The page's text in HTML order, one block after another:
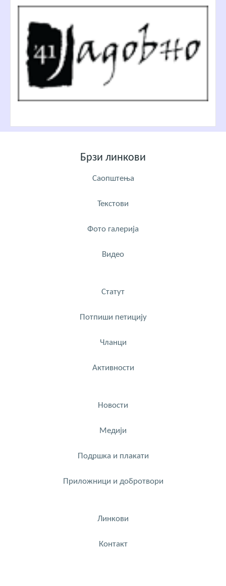
Брзи линкови
Саопштења
Текстови
Фото галерија
Видео
Статут
Потпиши петицију
Чланци
Активности
Новости
Медији
Подршка и плакати
Приложници и добротвори
Линкови
Контакт